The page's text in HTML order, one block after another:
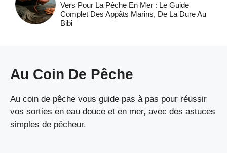
Vers Pour La Pêche En Mer : Le Guide
Complet Des Appâts Marins, De La Dure Au
Bibi
Au Coin De Pêche
Au coin de pêche vous guide pas à pas pour réussir
vos sorties en eau douce et en mer, avec des astuces
simples de pêcheur.